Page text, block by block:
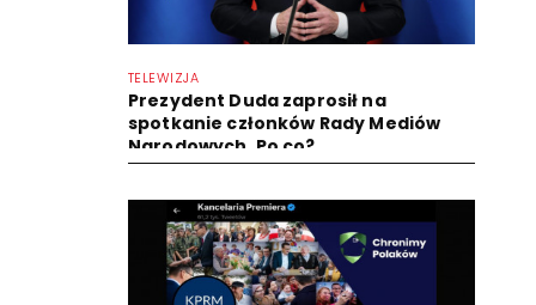
TELEWIZJA
Prezydent Duda zaprosił na
spotkanie członków Rady Mediów
Narodowych. Po co?